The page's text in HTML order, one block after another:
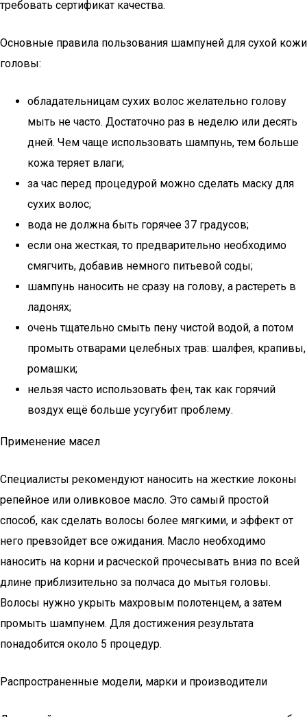
требовать сертификат качества.
Основные правила пользования шампуней для сухой кожи
головы:
обладательницам сухих волос желательно голову
мыть не часто. Достаточно раз в неделю или десять
дней. Чем чаще использовать шампунь, тем больше
кожа теряет влаги;
за час перед процедурой можно сделать маску для
сухих волос;
вода не должна быть горячее 37 градусов;
если она жесткая, то предварительно необходимо
смягчить, добавив немного питьевой соды;
шампунь наносить не сразу на голову, а растереть в
ладонях;
очень тщательно смыть пену чистой водой, а потом
промыть отварами целебных трав: шалфея, крапивы,
ромашки;
нельзя часто использовать фен, так как горячий
воздух ещё больше усугубит проблему.
Применение масел
Специалисты рекомендуют наносить на жесткие локоны
репейное или оливковое масло. Это самый простой
способ, как сделать волосы более мягкими, и эффект от
него превзойдет все ожидания. Масло необходимо
наносить на корни и расческой прочесывать вниз по всей
длине приблизительно за полчаса до мытья головы.
Волосы нужно укрыть махровым полотенцем, а затем
промыть шампунем. Для достижения результата
понадобится около 5 процедур.
Распространенные модели, марки и производители